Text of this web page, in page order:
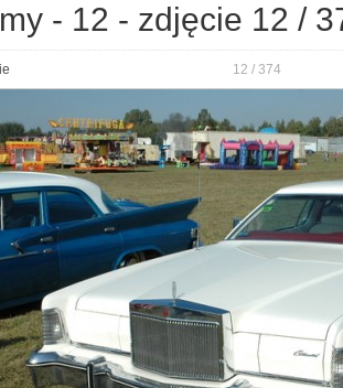
- 12 - zdjęcie 12 /
12 / 374